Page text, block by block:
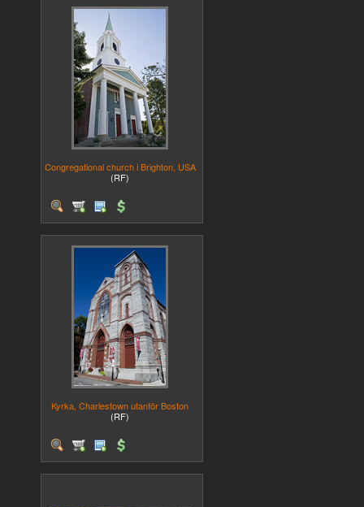
Congregational church i Brighton, USA
(RF)
Kyrka, Charlestown utanför Boston
(RF)